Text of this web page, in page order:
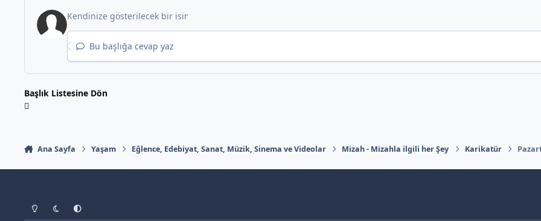
Bu başlığa cevap yaz
Başlık Listesine Dön
Ana Sayfa Yaşam Eğlence, Edebiyat, Sanat, Müzik, Sinema ve Videolar Mizah - Mizahla ilgili her Şey Karikatür
Light ModeDark ModeSystem Preference